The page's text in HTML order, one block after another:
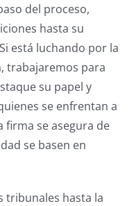
del proceso,
hasta su
está luchando por la
trabajaremos para
su papel y
se enfrentan a
firma se asegura de
se basen en
tribunales hasta la